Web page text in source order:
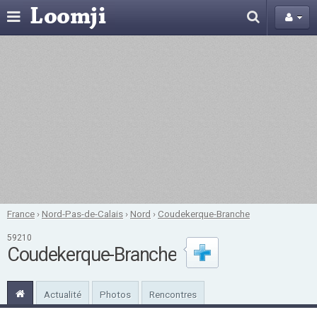
France ›Nord-Pas-de-Calais ›Nord ›Coudekerque-Branche
59210
Coudekerque-Branche
Actualité Photos Rencontres